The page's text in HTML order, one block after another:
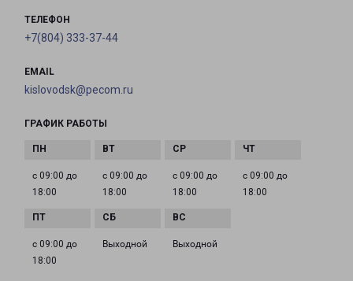
ТЕЛЕФОН
+7(804) 333-37-44
EMAIL
kislovodsk@pecom.ru
ГРАФИК РАБОТЫ
с 09:00 до
18:00
с 09:00 до
18:00
с 09:00 до
18:00
с 09:00 до
18:00
с 09:00 до
18:00
Выходной Выходной